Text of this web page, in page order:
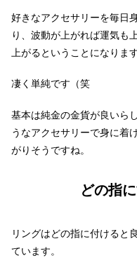
好きなアクセサリーを毎日
り、波動が上がれば運気も
上がるということになります
凄く単純です（笑
基本は純金の金貨が良いら
うなアクセサリーで身に着
がりそうですね。
どの指
リングはどの指に付けると
ています。